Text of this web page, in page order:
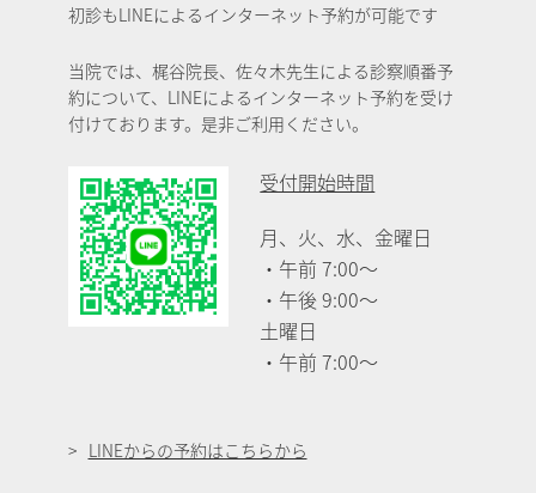
初診もLINEによるインターネット予約が可能です
当院では、梶谷院長、佐々木先生による診察順番予
約について、LINEによるインターネット予約を受け
付けております。是非ご利用ください。
受付開始時間
月、火、水、金曜日
・午前 7:00～
・午後 9:00～
土曜日
・午前 7:00～
LINEからの予約はこちらから